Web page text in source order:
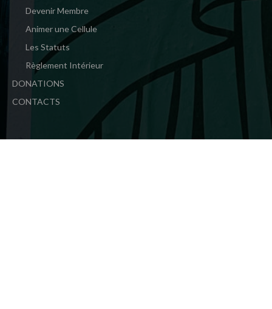
Devenir Membre
Animer une Cellule
Les Statuts
Règlement Intérieur
DONATIONS
CONTACTS